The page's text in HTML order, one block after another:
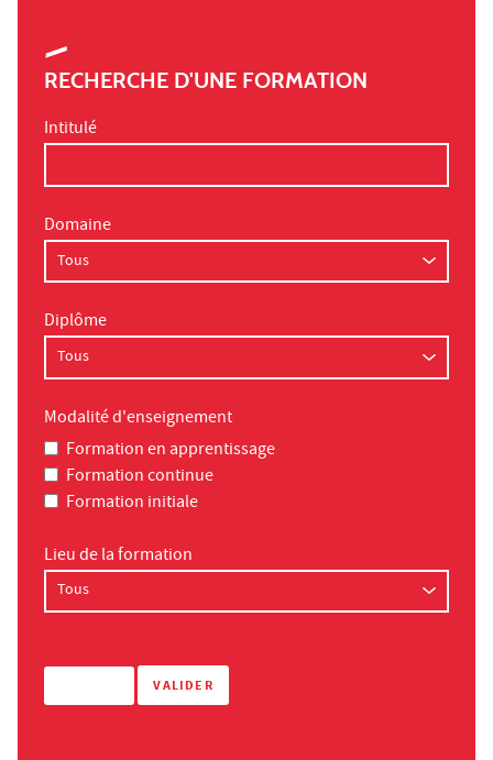
RECHERCHE D'UNE FORMATION
Intitulé
Domaine
Diplôme
Modalité d'enseignement
Formation en apprentissage
Formation continue
Formation initiale
Lieu de la formation